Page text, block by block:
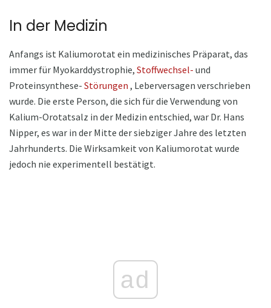
In der Medizin
Anfangs ist Kaliumorotat ein medizinisches Präparat, das
immer für Myokarddystrophie, Stoffwechsel- und
Proteinsynthese- Störungen , Leberversagen verschrieben
wurde. Die erste Person, die sich für die Verwendung von
Kalium-Orotatsalz in der Medizin entschied, war Dr. Hans
Nipper, es war in der Mitte der siebziger Jahre des letzten
Jahrhunderts. Die Wirksamkeit von Kaliumorotat wurde
jedoch nie experimentell bestätigt.
ad